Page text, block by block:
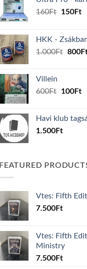
160Ft
Original
160Ft.
150Ft
HKK -
1.000Ft 800
Villein
600Ft
Original
600Ft.
100Ft
Havi klub
1.500Ft
FEATURED
Vtes: Fifth
7.500Ft
Vtes: Fifth
Ministry
7.500Ft